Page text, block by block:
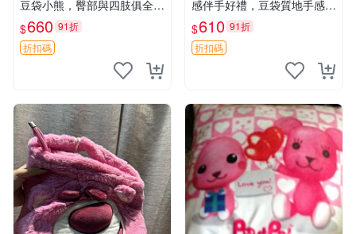
豆袋小熊，臀部與四肢俱全，
坐高11公分，附原盒與吊牌
收藏。藍鼻子小熊，值得擁有
玩具 憶熊
$660 91折
折扣碼
感伴手好禮，豆袋質地手感
佳，抱枕小熊 recom 推薦 白
色豆袋 玩具
$610 91折
折扣碼